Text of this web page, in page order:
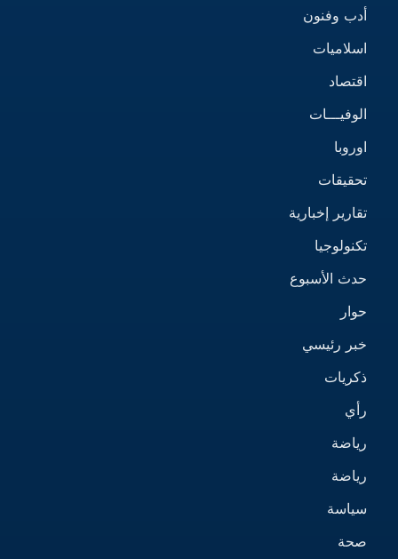
أدب وفنون
اسلاميات
اقتصاد
الوفيـــات
اوروبا
تحقيقات
تقارير إخبارية
تكنولوجيا
حدث الأسبوع
حوار
خبر رئيسي
ذكريات
رأي
رياضة
رياضة
سياسة
صحة